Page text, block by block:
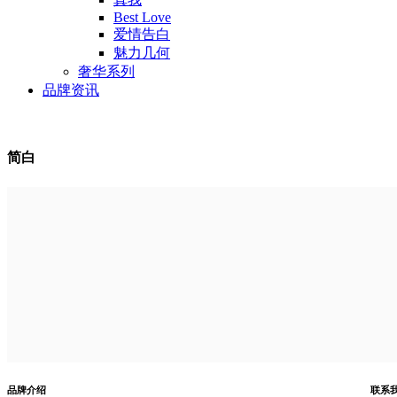
Best Love
爱情告白
魅力几何
奢华系列
品牌资讯
简白
品牌介绍 联系